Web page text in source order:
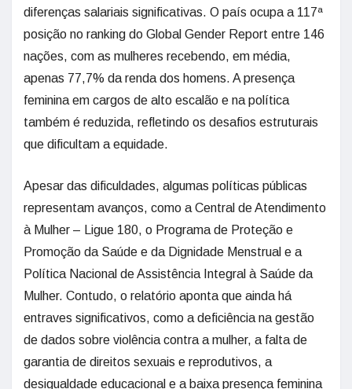
diferenças salariais significativas. O país ocupa a 117ª
posição no ranking do Global Gender Report entre 146
nações, com as mulheres recebendo, em média,
apenas 77,7% da renda dos homens. A presença
feminina em cargos de alto escalão e na política
também é reduzida, refletindo os desafios estruturais
que dificultam a equidade.
Apesar das dificuldades, algumas políticas públicas
representam avanços, como a Central de Atendimento
à Mulher – Ligue 180, o Programa de Proteção e
Promoção da Saúde e da Dignidade Menstrual e a
Política Nacional de Assistência Integral à Saúde da
Mulher. Contudo, o relatório aponta que ainda há
entraves significativos, como a deficiência na gestão
de dados sobre violência contra a mulher, a falta de
garantia de direitos sexuais e reprodutivos, a
desigualdade educacional e a baixa presença feminina